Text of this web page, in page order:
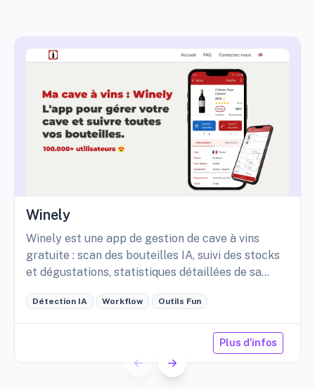
Winely
Winely est une app de gestion de cave à vins
gratuite : scan des bouteilles IA, suivi des stocks
et dégustations, statistiques détaillées de sa
Détection IA Workflow Outils Fun
Plus d'infos